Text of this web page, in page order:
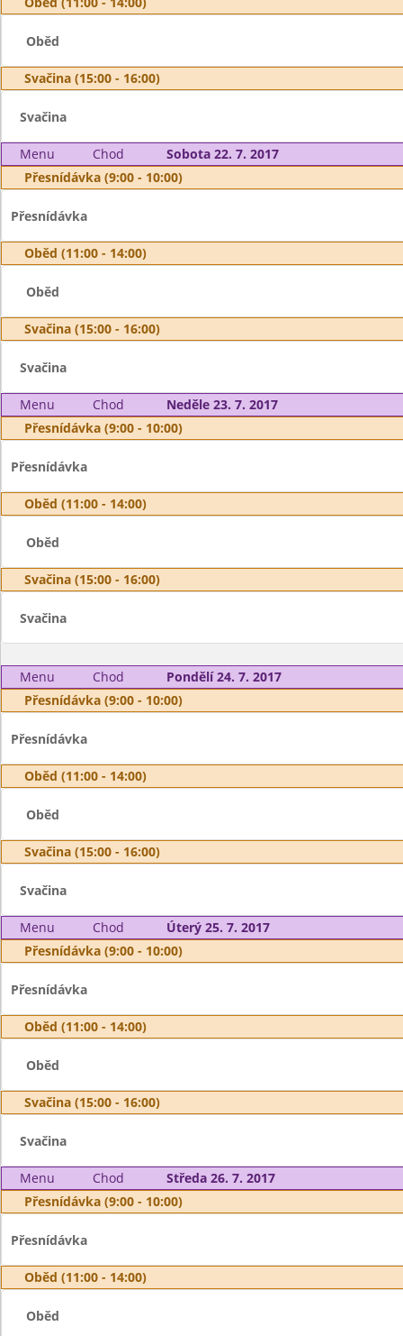
Oběd
Svačina (15:00 - 16:00)
Svačina
Menu Chod
Sobota 22. 7. 2017
Přesnídávka (9:00 - 10:00)
Přesnídávka
Oběd (11:00 - 14:00)
Oběd
Svačina (15:00 - 16:00)
Svačina
Menu Chod
Neděle 23. 7. 2017
Přesnídávka (9:00 - 10:00)
Přesnídávka
Oběd (11:00 - 14:00)
Oběd
Svačina (15:00 - 16:00)
Svačina
Menu Chod
Pondělí 24. 7. 2017
Přesnídávka (9:00 - 10:00)
Přesnídávka
Oběd (11:00 - 14:00)
Oběd
Svačina (15:00 - 16:00)
Svačina
Menu Chod
Úterý 25. 7. 2017
Přesnídávka (9:00 - 10:00)
Přesnídávka
Oběd (11:00 - 14:00)
Oběd
Svačina (15:00 - 16:00)
Svačina
Menu Chod
Středa 26. 7. 2017
Přesnídávka (9:00 - 10:00)
Přesnídávka
Oběd (11:00 - 14:00)
Oběd